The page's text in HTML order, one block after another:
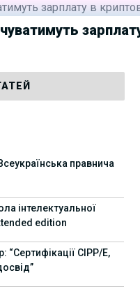
правнича
інтелектуальної
edition
“Сертифікації СІРР/Е,